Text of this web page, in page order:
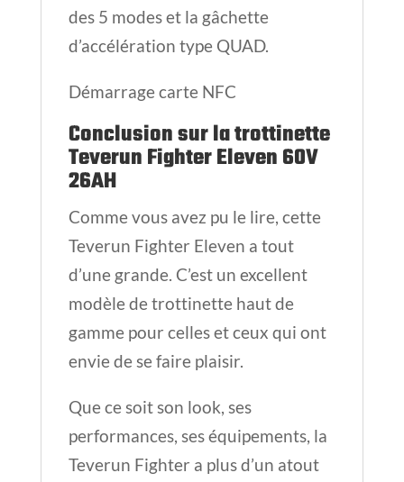
des 5 modes et la gâchette
d’accélération type QUAD.
Démarrage carte NFC
Conclusion sur la trottinette
Teverun Fighter Eleven 60V
26AH
Comme vous avez pu le lire, cette
Teverun Fighter Eleven a tout
d’une grande. C’est un excellent
modèle de trottinette haut de
gamme pour celles et ceux qui ont
envie de se faire plaisir.
Que ce soit son look, ses
performances, ses équipements, la
Teverun Fighter a plus d’un atout